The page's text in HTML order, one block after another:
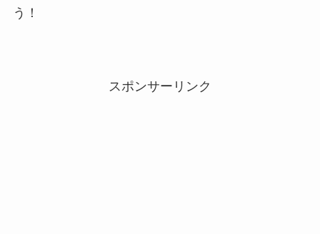
う！
スポンサーリンク